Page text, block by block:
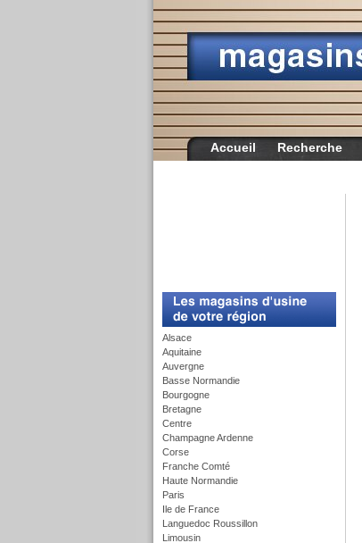
Accueil Recherche
Alsace
Aquitaine
Auvergne
Basse Normandie
Bourgogne
Bretagne
Centre
Champagne Ardenne
Corse
Franche Comté
Haute Normandie
Paris
Ile de France
Languedoc Roussillon
Limousin